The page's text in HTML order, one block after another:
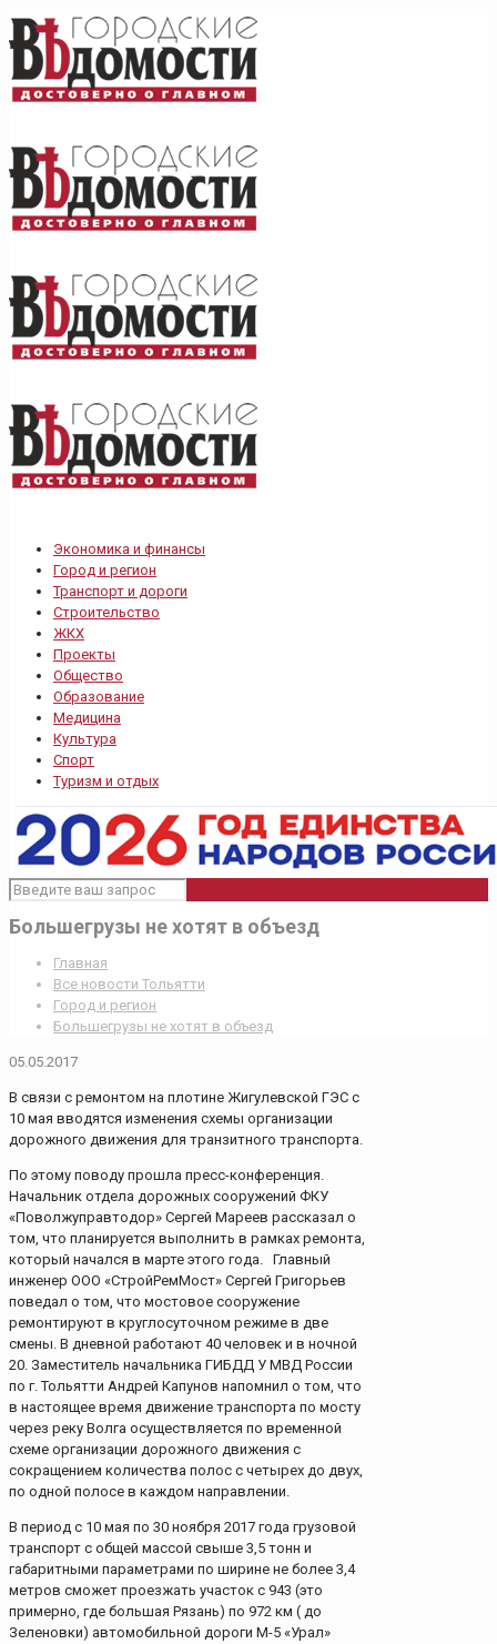
Экономика и финансы
Город и регион
Транспорт и дороги
Строительство
ЖКХ
Проекты
Общество
Образование
Медицина
Культура
Спорт
Туризм и отдых
Большегрузы не хотят в объезд
Главная
Все новости Тольятти
Город и регион
Большегрузы не хотят в объезд
05.05.2017
В связи с ремонтом на плотине Жигулевской ГЭС с
10 мая вводятся изменения схемы организации
дорожного движения для транзитного транспорта.
По этому поводу прошла пресс-конференция.
Начальник отдела дорожных сооружений ФКУ
«Поволжуправтодор» Сергей Мареев рассказал о
том, что планируется выполнить в рамках ремонта,
который начался в марте этого года. Главный
инженер ООО «СтройРемМост» Сергей Григорьев
поведал о том, что мостовое сооружение
ремонтируют в круглосуточном режиме в две
смены. В дневной работают 40 человек и в ночной
20. Заместитель начальника ГИБДД У МВД России
по г. Тольятти Андрей Капунов напомнил о том, что
в настоящее время движение транспорта по мосту
через реку Волга осуществляется по временной
схеме организации дорожного движения с
сокращением количества полос с четырех до двух,
по одной полосе в каждом направлении.
В период с 10 мая по 30 ноября 2017 года грузовой
транспорт с общей массой свыше 3,5 тонн и
габаритными параметрами по ширине не более 3,4
метров сможет проезжать участок с 943 (это
примерно, где большая Рязань) по 972 км ( до
Зеленовки) автомобильной дороги М-5 «Урал»